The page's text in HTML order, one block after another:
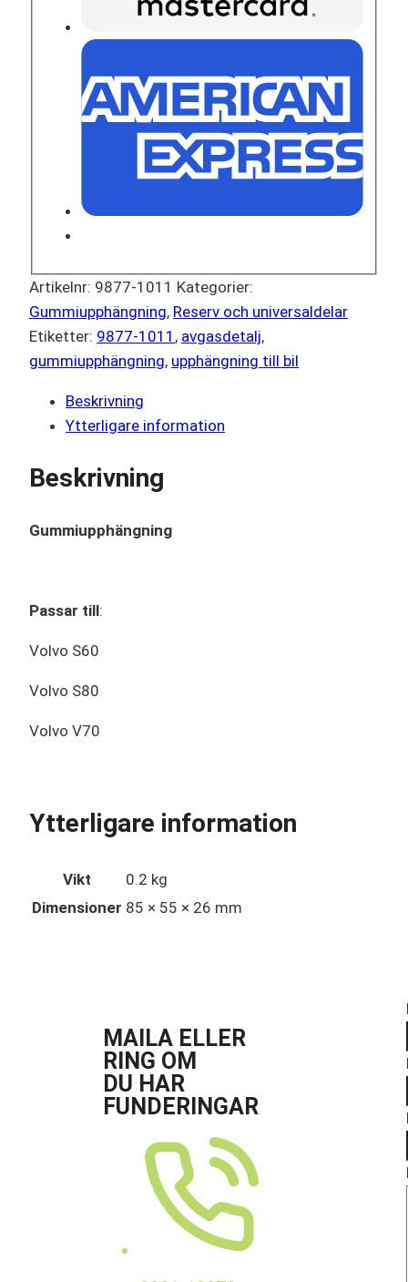
Artikelnr: 9877-1011 Kategorier:
Gummiupphängning, Reserv och universaldelar
Etiketter: 9877-1011 , avgasdetalj,
gummiupphängning, upphängning till bil
Beskrivning
Ytterligare information
Beskrivning
Gummiupphängning
Passar till:
Volvo S60
Volvo S80
Volvo V70
Ytterligare information
Vikt
0.2 kg
Dimensioner 85 × 55 × 26 mm
MAILA ELLER
RING OM
DU HAR
FUNDERINGAR